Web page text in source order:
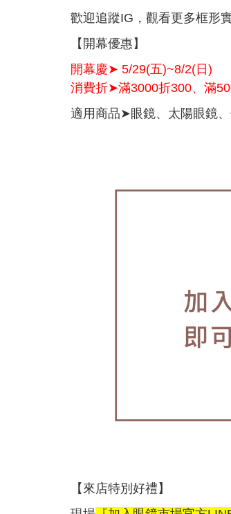
歡迎追蹤IG，觀看更多框形
【開幕優惠】
開幕慶➤ 5/29(五)~8/2(日)
消費折➤滿3000折300、滿
適用商品➤眼鏡、太陽眼鏡
【來店特別好禮】